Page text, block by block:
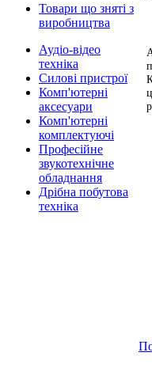
Товари що зняті з
виробництва
Аудіо-відео
техніка
Силові пристрої
Комп'ютерні
аксесуари
Комп'ютерні
комплектуючі
Професійне
звукотехнічне
обладнання
Дрібна побутова
техніка